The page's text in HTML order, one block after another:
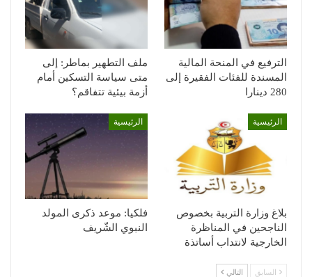
الترفيع في المنحة المالية
المسندة للفئات الفقيرة إلى
280 دينارا
ملف التطهير بماطر: إلى
متى سياسة التسكين أمام
أزمة بيئية تتفاقم؟
الرئيسية
بلاغ وزارة التربية بخصوص
الناجحين في المناظرة
الخارجية لانتداب أساتذة
الرئيسية
فلكيا: موعد ذكرى المولد
النبوي الشّريف
السابق التالي